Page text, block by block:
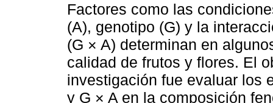
Factores como las
(A), genotipo (G) y la
(G × A) determinan en
calidad de frutos y flores. El
investigación fue evaluar los
y G × A en la composición